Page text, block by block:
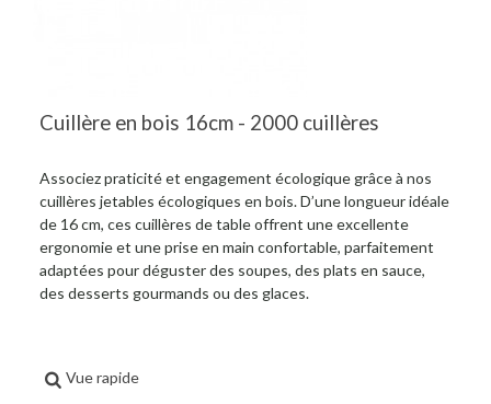
Cuillère en bois 16cm - 2000 cuillères
Associez praticité et engagement écologique grâce à nos
cuillères jetables écologiques en bois. D’une longueur idéale
de 16 cm, ces cuillères de table offrent une excellente
ergonomie et une prise en main confortable, parfaitement
adaptées pour déguster des soupes, des plats en sauce,
des desserts gourmands ou des glaces.
Vue rapide